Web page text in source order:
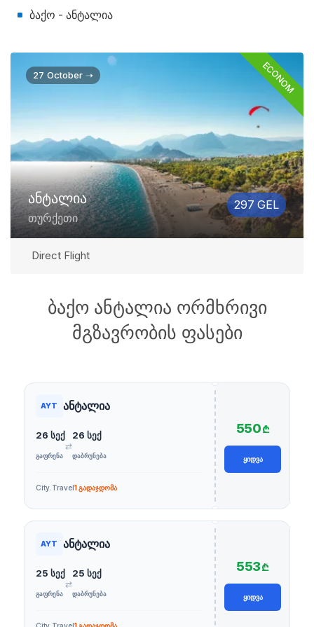
ბაქო - ანტალია
27 October ➝ ECONOM
ანტალია
თურქეთი
297 GEL
Direct Flight
ბაქო ანტალია ორმხრივი
მგზავრობის ფასები
AYT ანტალია
26 სექ
ᲒᲐᲤᲠᲔᲜᲐ
⇄
26 სექ
ᲓᲐᲑᲠᲣᲜᲔᲑᲐ
City.Travel1 გადაჯდომა
550₾
ᲧᲘᲓᲕᲐ
AYT ანტალია
25 სექ
ᲒᲐᲤᲠᲔᲜᲐ
⇄
25 სექ
ᲓᲐᲑᲠᲣᲜᲔᲑᲐ
553₾
ᲧᲘᲓᲕᲐ